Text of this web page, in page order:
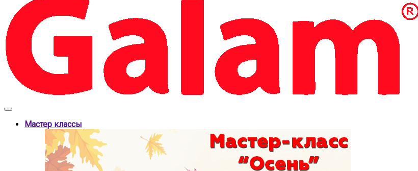
Мастер классы